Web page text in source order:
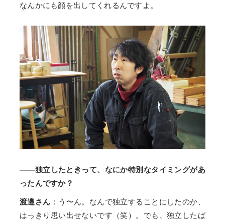
なんかにも顔を出してくれるんですよ。
——独立したときって、なにか特別なタイミングがあ
ったんですか？
渡邉さん ：う〜ん。なんで独立することにしたのか、
はっきり思い出せないです（笑）。でも、独立したば